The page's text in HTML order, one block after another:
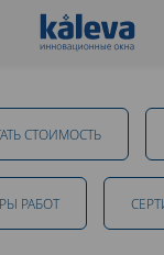
и отделка
от 12 500 руб.
СТОИМОСТЬ
РАБОТ